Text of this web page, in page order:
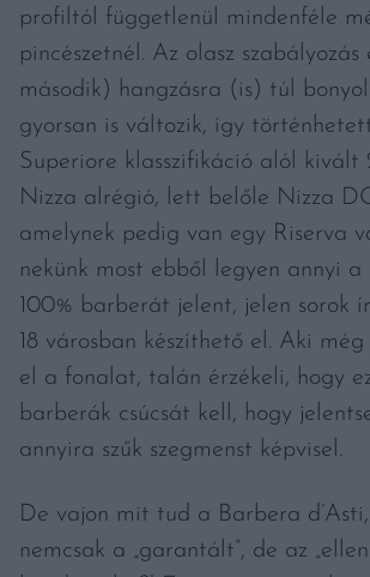
profiltól függetlenül mindenféle
pincészetnél. Az olasz szabályozás
második) hangzásra (is) túl
gyorsan is változik, így
Superiore klasszifikáció alól kivált
Nizza alrégió, lett belőle Nizza
amelynek pedig van egy Riserva
nekünk most ebből legyen annyi a
100% barberát jelent, jelen sorok
18 városban készíthető el. Aki
el a fonalat, talán érzékeli, hogy
barberák csúcsát kell, hogy
annyira szűk szegmenst képvisel.
De vajon mit tud a Barbera
nemcsak a „garantált”, de az